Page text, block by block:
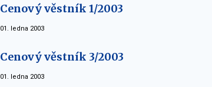
Cenový věstník 1/2003
01. ledna 2003
Cenový věstník 3/2003
01. ledna 2003